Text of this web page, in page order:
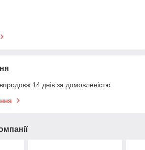
14 днів за домовленістю